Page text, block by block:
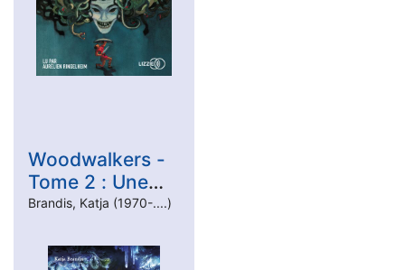
Woodwalkers -
Tome 2 : Une
amitié
Brandis, Katja (1970-....)